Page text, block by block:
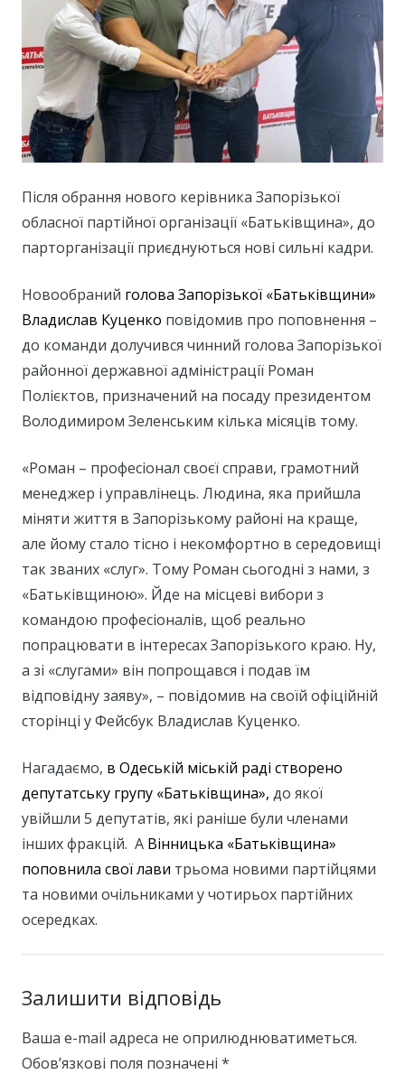
Після обрання нового керівника Запорізької
обласної партійної організації «Батьківщина», до
парторганізації приєднуються нові сильні кадри.
Новообраний голова Запорізької «Батьківщини»
Владислав Куценко повідомив про поповнення –
до команди долучився чинний голова Запорізької
районної державної адміністрації Роман
Полієктов, призначений на посаду президентом
Володимиром Зеленським кілька місяців тому.
«Роман – професіонал своєї справи, грамотний
менеджер і управлінець. Людина, яка прийшла
міняти життя в Запорізькому районі на краще,
але йому стало тісно і некомфортно в середовищі
так званих «слуг». Тому Роман сьогодні з нами, з
«Батьківщиною». Йде на місцеві вибори з
командою професіоналів, щоб реально
попрацювати в інтересах Запорізького краю. Ну,
а зі «слугами» він попрощався і подав їм
відповідну заяву», – повідомив на своїй офіційній
сторінці у Фейсбук Владислав Куценко.
Нагадаємо, в Одеській міській раді створено
депутатську групу «Батьківщина», до якої
увійшли 5 депутатів, які раніше були членами
інших фракцій. А Вінницька «Батьківщина»
поповнила свої лави трьома новими партійцями
та новими очільниками у чотирьох партійних
осередках.
Залишити відповідь
Ваша e-mail адреса не оприлюднюватиметься.
Обов’язкові поля позначені *